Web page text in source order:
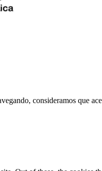
consideramos que